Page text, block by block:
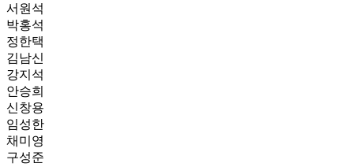
서원석
박홍석
정한택
김남신
강지석
안승희
신창용
임성한
채미영
구성준